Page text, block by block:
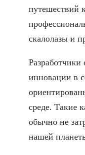
путешествий
скалолазы и
Разработчики
инновации в
среде. Такие
обычно не
нашей